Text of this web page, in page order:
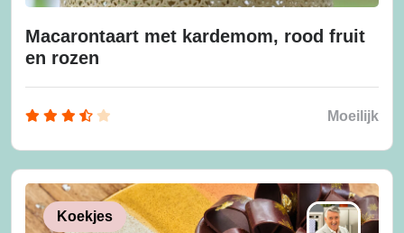
Macarontaart met kardemom, rood fruit
en rozen
Moeilijk
Koekjes